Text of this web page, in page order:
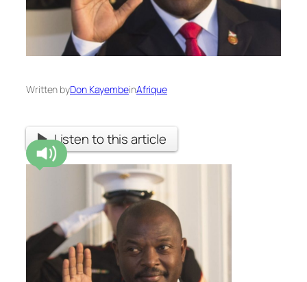
Written byDon KayembeinAfrique
Listen to this article